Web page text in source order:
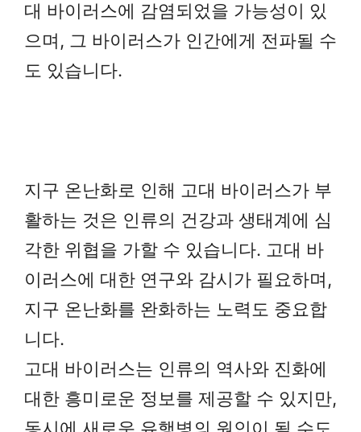
대 바이러스에 감염되었을 가능성이 있
으며, 그 바이러스가 인간에게 전파될 수
도 있습니다.
지구 온난화로 인해 고대 바이러스가 부
활하는 것은 인류의 건강과 생태계에 심
각한 위협을 가할 수 있습니다. 고대 바
이러스에 대한 연구와 감시가 필요하며,
지구 온난화를 완화하는 노력도 중요합
니다.
고대 바이러스는 인류의 역사와 진화에
대한 흥미로운 정보를 제공할 수 있지만,